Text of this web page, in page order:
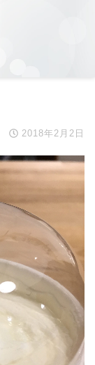
2018年2月2日